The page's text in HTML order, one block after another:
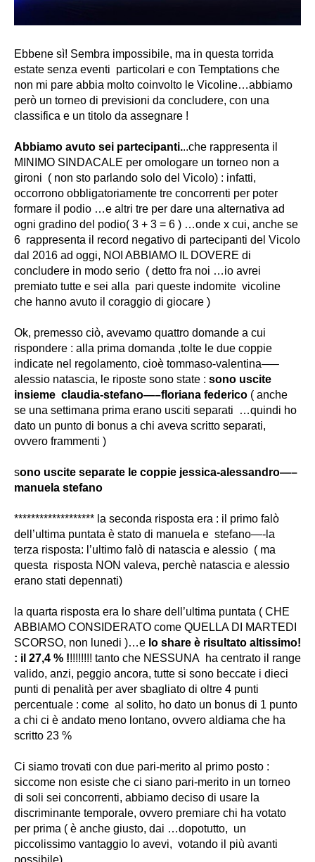
Ebbene sì! Sembra impossibile, ma in questa torrida
estate senza eventi particolari e con Temptations che
non mi pare abbia molto coinvolto le Vicoline…abbiamo
però un torneo di previsioni da concludere, con una
classifica e un titolo da assegnare !
Abbiamo avuto sei partecipanti...che rappresenta il
MINIMO SINDACALE per omologare un torneo non a
gironi ( non sto parlando solo del Vicolo) : infatti,
occorrono obbligatoriamente tre concorrenti per poter
formare il podio …e altri tre per dare una alternativa ad
ogni gradino del podio( 3 + 3 = 6 ) …onde x cui, anche se
6 rappresenta il record negativo di partecipanti del Vicolo
dal 2016 ad oggi, NOI ABBIAMO IL DOVERE di
concludere in modo serio ( detto fra noi …io avrei
premiato tutte e sei alla pari queste indomite vicoline
che hanno avuto il coraggio di giocare )
Ok, premesso ciò, avevamo quattro domande a cui
rispondere : alla prima domanda ,tolte le due coppie
indicate nel regolamento, cioè tommaso-valentina—–
alessio natascia, le riposte sono state : sono uscite
insieme claudia-stefano—–floriana federico ( anche
se una settimana prima erano usciti separati …quindi ho
dato un punto di bonus a chi aveva scritto separati,
ovvero frammenti )
sono uscite separate le coppie jessica-alessandro—–
manuela stefano
******************* la seconda risposta era : il primo falò
dell’ultima puntata è stato di manuela e stefano—-la
terza risposta: l’ultimo falò di natascia e alessio ( ma
questa risposta NON valeva, perchè natascia e alessio
erano stati depennati)
la quarta risposta era lo share dell’ultima puntata ( CHE
ABBIAMO CONSIDERATO come QUELLA DI MARTEDI
SCORSO, non lunedi )…e lo share è risultato altissimo!
: il 27,4 % !!!!!!!!! tanto che NESSUNA ha centrato il range
valido, anzi, peggio ancora, tutte si sono beccate i dieci
punti di penalità per aver sbagliato di oltre 4 punti
percentuale : come al solito, ho dato un bonus di 1 punto
a chi ci è andato meno lontano, ovvero aldiama che ha
scritto 23 %
Ci siamo trovati con due pari-merito al primo posto :
siccome non esiste che ci siano pari-merito in un torneo
di soli sei concorrenti, abbiamo deciso di usare la
discriminante temporale, ovvero premiare chi ha votato
per prima ( è anche giusto, dai …dopotutto, un
piccolissimo vantaggio lo avevi, votando il più avanti